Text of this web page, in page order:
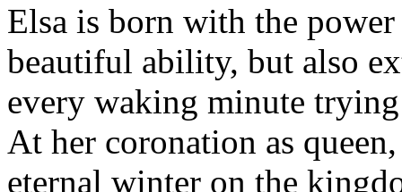
Elsa is born with the power
beautiful ability, but also
every waking minute
At her coronation as
eternal winter on the